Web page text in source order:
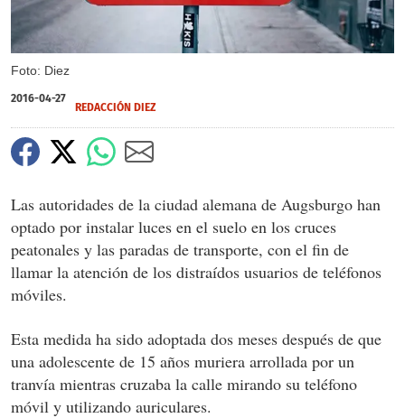
Foto: Diez
2016-04-27
REDACCIÓN DIEZ
Las autoridades de la ciudad alemana de Augsburgo han
optado por instalar luces en el suelo en los cruces
peatonales y las paradas de transporte, con el fin de
llamar la atención de los distraídos usuarios de teléfonos
móviles.
Esta medida ha sido adoptada dos meses después de que
una adolescente de 15 años muriera arrollada por un
tranvía mientras cruzaba la calle mirando su teléfono
móvil y utilizando auriculares.